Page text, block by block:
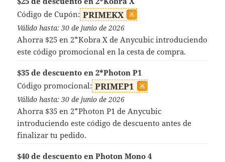
Código de Cupón: PRIMEKX
Válido hasta: 30 de junio de 2026
Ahorra $25 en 2*Kobra X de Anycubic introduciendo
este código promocional en la cesta de compra.
$35 de descuento en 2*Photon P1
Código promocional: PRIMEP1
Válido hasta: 30 de junio de 2026
Ahorra $35 en 2*Photon P1 de Anycubic
introduciendo este código de descuento antes de
finalizar tu pedido.
$40 de descuento en Photon Mono 4